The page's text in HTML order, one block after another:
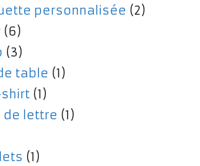
personnalisée (2)
(6)
(3)
table (1)
shirt (1)
de lettre (1)
(1)